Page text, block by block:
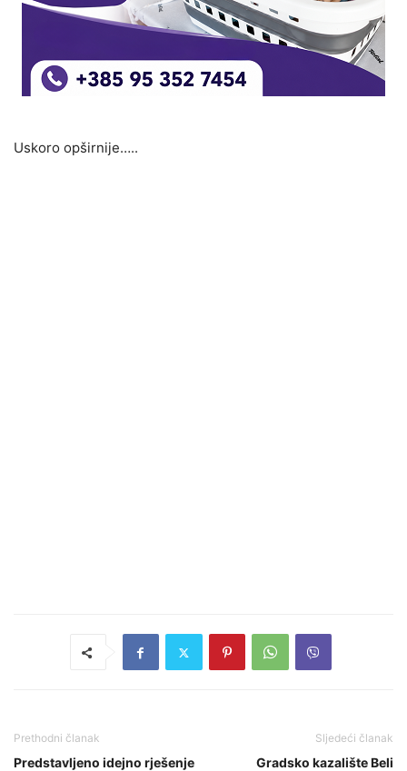
Uskoro opširnije…..
Prethodni članak
Predstavljeno idejno rješenje
Sljedeći članak
Gradsko kazalište Beli